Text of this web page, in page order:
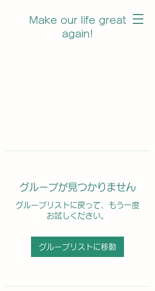
Make our life great
again!
グループが見つかりません
グループリストに戻って、もう一度
お試しください。
グループリストに移動